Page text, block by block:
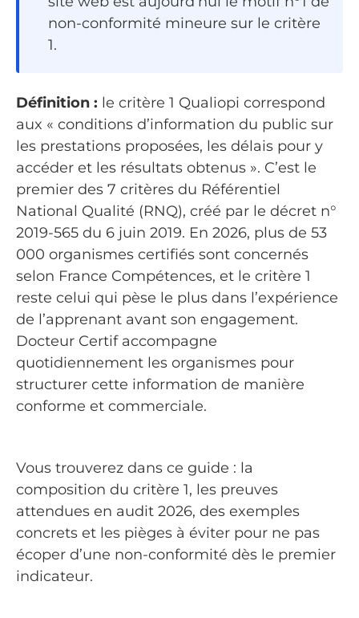
non-conformité mineure sur le critère
1.
Définition : le critère 1 Qualiopi correspond
aux « conditions d’information du public sur
les prestations proposées, les délais pour y
accéder et les résultats obtenus ». C’est le
premier des 7 critères du Référentiel
National Qualité (RNQ), créé par le décret n°
2019-565 du 6 juin 2019. En 2026, plus de 53
000 organismes certifiés sont concernés
selon France Compétences, et le critère 1
reste celui qui pèse le plus dans l’expérience
de l’apprenant avant son engagement.
Docteur Certif accompagne
quotidiennement les organismes pour
structurer cette information de manière
conforme et commerciale.
Vous trouverez dans ce guide : la
composition du critère 1, les preuves
attendues en audit 2026, des exemples
concrets et les pièges à éviter pour ne pas
écoper d’une non-conformité dès le premier
indicateur.